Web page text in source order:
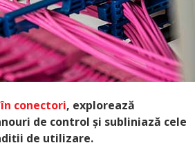
conectori, explorează
de control și subliniază cele
de utilizare.